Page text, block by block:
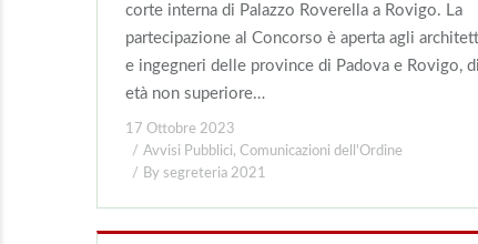
corte interna di Palazzo Roverella a Rovigo. La
partecipazione al Concorso è aperta agli
e ingegneri delle province di Padova e Rovigo, di
età non superiore…
17 Ottobre 2023
Avvisi Pubblici, Comunicazioni dell'Ordine
By segreteria 2021